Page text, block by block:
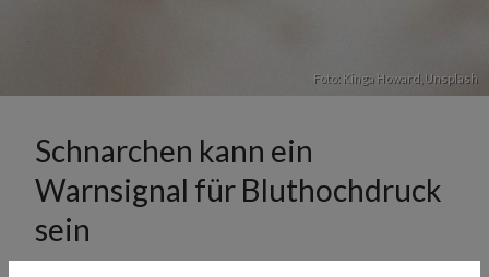
Foto: Kinga Howard Unsplash
Schnarchen kann ein
Warnsignal für Bluthochdruck
sein